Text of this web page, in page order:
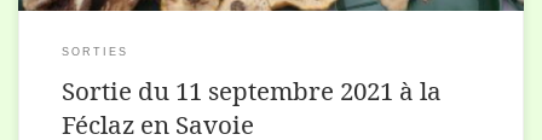
SORTIES
Sortie du 11 septembre 2021 à la
Féclaz en Savoie